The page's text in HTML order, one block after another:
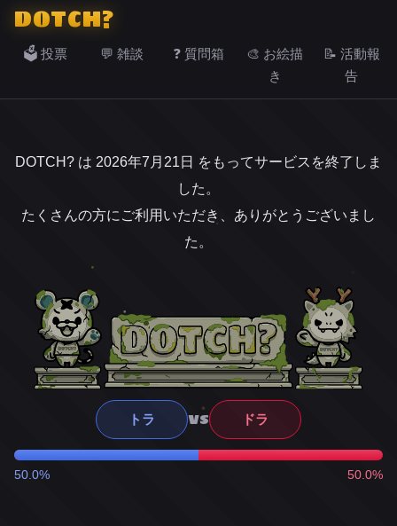
DOTCH?
🗳️ 投票 💬 雑談 ❓ 質問箱
🎨 お絵描
き
📝 活動報
告
DOTCH? は 2026年7月21日 をもってサービスを終了しま
した。
たくさんの方にご利用いただき、ありがとうございまし
た。
トラ VS ドラ
50.0% 50.0%